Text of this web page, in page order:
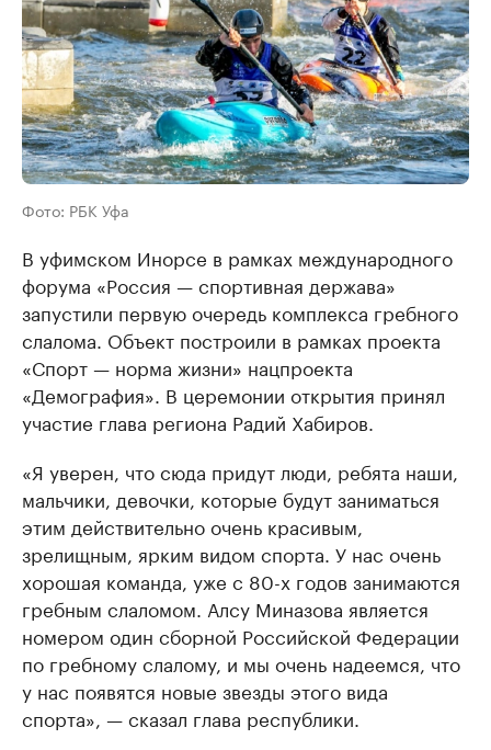
Фото: РБК Уфа
В уфимском Инорсе в рамках международного
форума «Россия — спортивная держава»
запустили первую очередь комплекса гребного
слалома. Объект построили в рамках проекта
«Спорт — норма жизни» нацпроекта
«Демография». В церемонии открытия принял
участие глава региона Радий Хабиров.
«Я уверен, что сюда придут люди, ребята наши,
мальчики, девочки, которые будут заниматься
этим действительно очень красивым,
зрелищным, ярким видом спорта. У нас очень
хорошая команда, уже с 80-х годов занимаются
гребным слаломом. Алсу Миназова является
номером один сборной Российской Федерации
по гребному слалому, и мы очень надеемся, что
у нас появятся новые звезды этого вида
спорта», — сказал глава республики.